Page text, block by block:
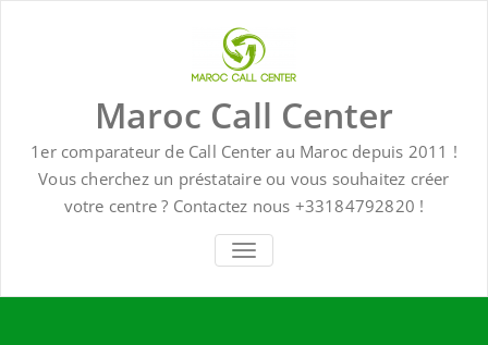
Maroc Call Center
1er comparateur de Call Center au Maroc depuis 2011 !
Vous cherchez un préstataire ou vous souhaitez créer
votre centre ? Contactez nous +33184792820 !
TOGGLE NAVIGATION